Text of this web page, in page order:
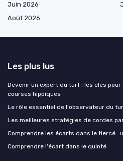
Juin 2026
Août 2026
Les plus lus
Devenir un expert du turf : les clés
courses hippiques
Le rôle essentiel de l'observateur du
Les meilleures stratégies de cordes
Comprendre les écarts dans le tiercé :
Comprendre l'écart dans le quinté